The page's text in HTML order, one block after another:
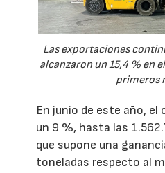
Las exportaciones
alcanzaron un 15,4 % en
primeros
En junio de este año, el
un 9 %, hasta las
que supone una
toneladas respecto al